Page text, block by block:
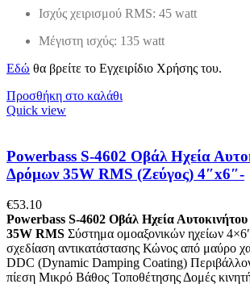
Ισχύς χειρισμού RMS: 45 watt
Μέγιστη ισχύς: 135 watt
Εδώ θα βρείτε το Εγχειρίδιο Χρήσης του.
Προσθήκη στο καλάθι
Quick view
Powerbass S-4602 Οβάλ Ηχεία
Δρόμων 35W RMS (Ζεύγος) 4″x6″-
€53.10
Powerbass S-4602 Οβάλ Ηχεία
35W RMS Σύστημα ομοαξονικών ηχείων
σχεδίαση αντικατάστασης Κώνος από μαύρο
DDC (Dynamic Damping Coating)
πίεση Μικρό Βάθος Τοποθέτησης Δομές